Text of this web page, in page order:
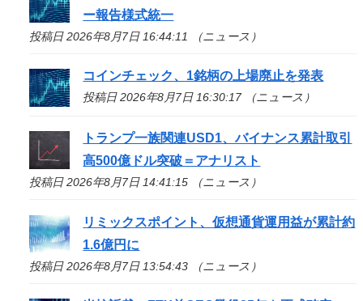
ー報告様式統一
投稿日 2026年8月7日 16:44:11 （ニュース）
コインチェック、1銘柄の上場廃止を発表
投稿日 2026年8月7日 16:30:17 （ニュース）
トランプ一族関連USD1、バイナンス累計取引
高500億ドル突破＝アナリスト
投稿日 2026年8月7日 14:41:15 （ニュース）
リミックスポイント、仮想通貨運用益が累計約
1.6億円に
投稿日 2026年8月7日 13:54:43 （ニュース）